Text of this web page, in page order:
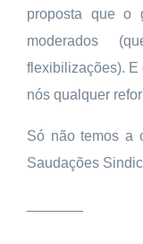
proposta que o
moderados
flexibilizações). E
nós qualquer
Só não temos a
Saudações